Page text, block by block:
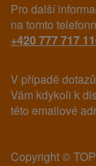
Pro další
na tomto
+420 777 717
V případě
Vám kdykoli k
této emailové
Copyright ©